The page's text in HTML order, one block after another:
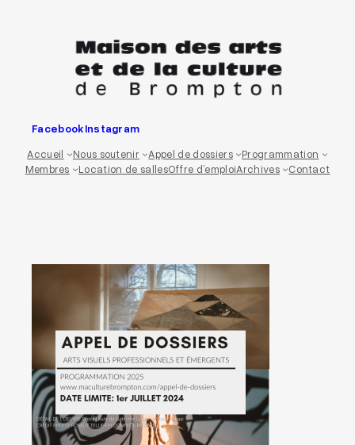
FacebookInstagram
Accueil
Nous soutenir Appel de dossiers
Programmation
Membres
Location de sallesOffre d’emploiArchives Contact